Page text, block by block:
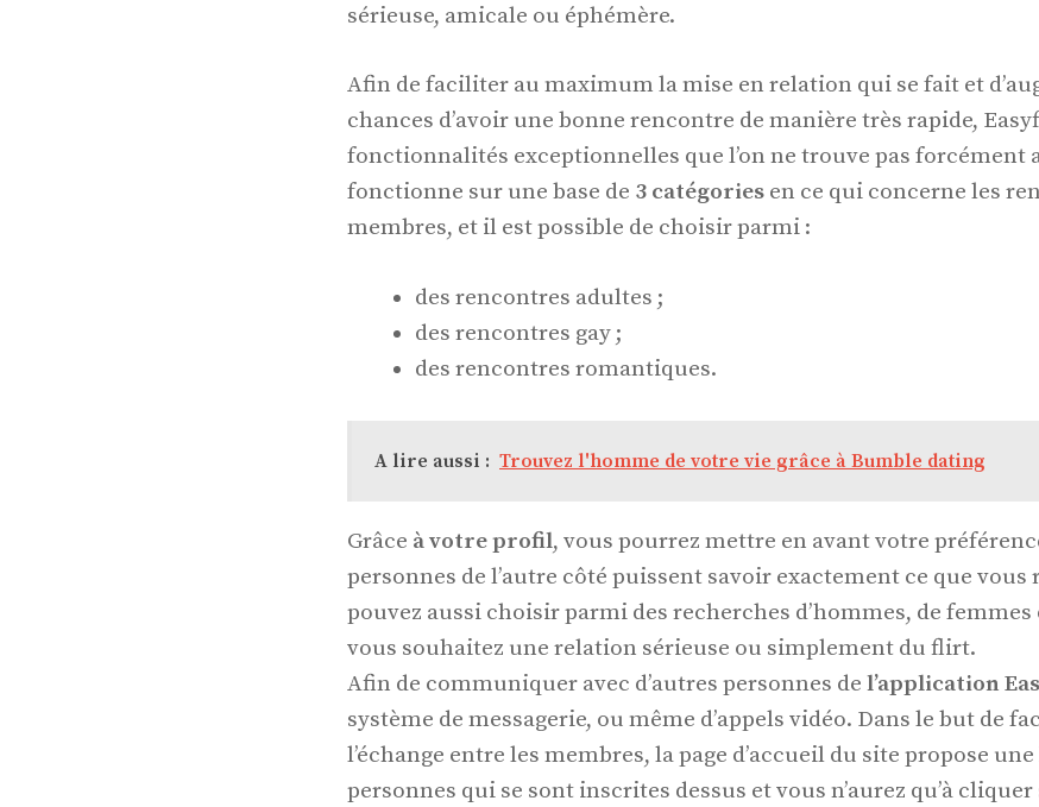
sérieuse, amicale ou éphémère.
Afin de faciliter au maximum la mise en relation qui se fait et
chances d’avoir une bonne rencontre de manière très rapide,
fonctionnalités exceptionnelles que l’on ne trouve pas forcément
fonctionne sur une base de 3 catégories en ce qui concerne les
membres, et il est possible de choisir parmi :
des rencontres adultes ;
des rencontres gay ;
des rencontres romantiques.
A lire aussi : Trouvez l'homme de votre vie grâce à Bumble dating
Grâce à votre profil, vous pourrez mettre en avant votre
personnes de l’autre côté puissent savoir exactement ce que vous
pouvez aussi choisir parmi des recherches d’hommes, de femmes
vous souhaitez une relation sérieuse ou simplement du flirt.
Afin de communiquer avec d’autres personnes de l’application
système de messagerie, ou même d’appels vidéo. Dans le but de
l’échange entre les membres, la page d’accueil du site propose
personnes qui se sont inscrites dessus et vous n’aurez qu’à